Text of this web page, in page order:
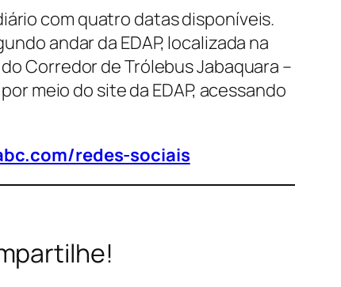
com quatro datas disponíveis.
andar da EDAP, localizada na
Corredor de Trólebus Jabaquara –
meio do site da EDAP, acessando
redes-sociais